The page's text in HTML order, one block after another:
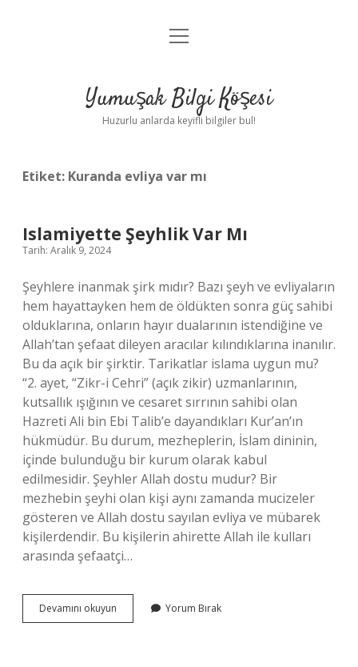
Anasayfa
Yasal Uyarı
menüyü
Yumuşak Bilgi Köşesi
Huzurlu anlarda keyifli bilgiler bul!
Etiket: Kuranda evliya var mı
Islamiyette Şeyhlik Var Mı
Tarih: Aralık 9, 2024
Şeyhlere inanmak şirk mıdır? Bazı şeyh ve evliyaların
hem hayattayken hem de öldükten sonra güç sahibi
olduklarına, onların hayır dualarının istendiğine ve
Allah’tan şefaat dileyen aracılar kılındıklarına inanılır.
Bu da açık bir şirktir. Tarikatlar islama uygun mu?
“2. ayet, “Zikr-i Cehri” (açık zikir) uzmanlarının,
kutsallık ışığının ve cesaret sırrının sahibi olan
Hazreti Ali bin Ebi Talib’e dayandıkları Kur’an’ın
hükmüdür. Bu durum, mezheplerin, İslam dininin,
içinde bulunduğu bir kurum olarak kabul
edilmesidir. Şeyhler Allah dostu mudur? Bir
mezhebin şeyhi olan kişi aynı zamanda mucizeler
gösteren ve Allah dostu sayılan evliya ve mübarek
kişilerdendir. Bu kişilerin ahirette Allah ile kulları
arasında şefaatçi…
Devamını okuyun Islamiyette
Şeyhlik
Yorum Bırak